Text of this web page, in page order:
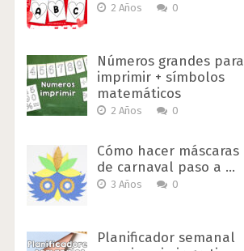
2 Años 0
Números grandes para
imprimir + símbolos
matemáticos
2 Años 0
Cómo hacer máscaras
de carnaval paso a …
3 Años 0
Planificador semanal